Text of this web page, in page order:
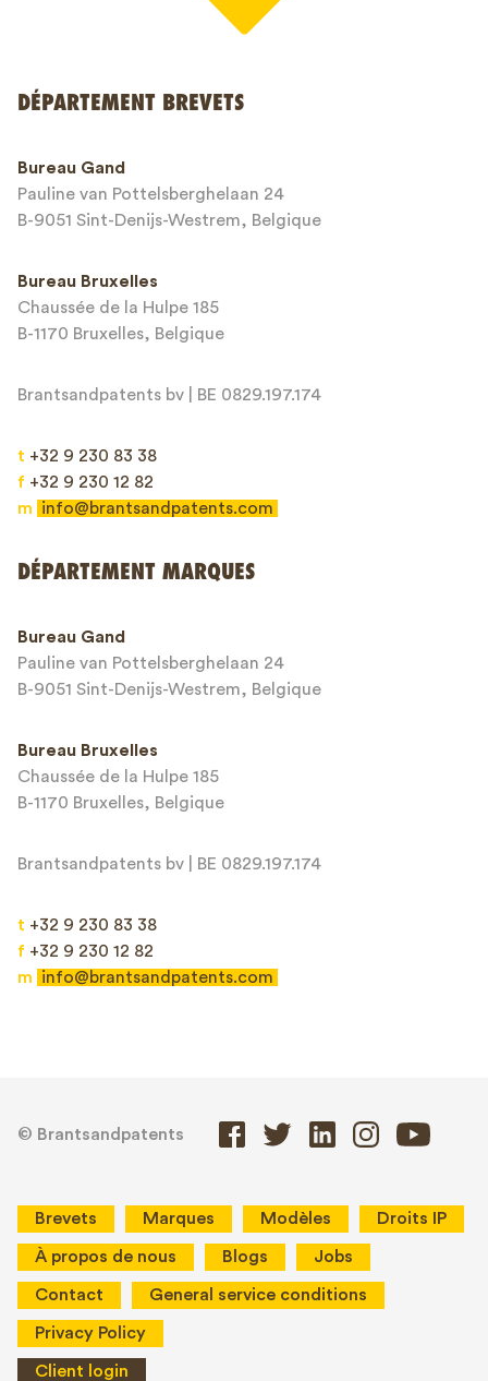
Adresse email*
Message*
This site is protected by reCAPTCHA and the Google
DÉPARTEMENT BREVETS
Bureau Gand
Pauline van Pottelsberghelaan 24
B-9051 Sint-Denijs-Westrem, Belgique
Bureau Bruxelles
Chaussée de la Hulpe 185
B-1170 Bruxelles, Belgique
Brantsandpatents bv | BE 0829.197.174
t +32 9 230 83 38
f +32 9 230 12 82
m
info@brantsandpatents.com
DÉPARTEMENT MARQUES
Bureau Gand
Pauline van Pottelsberghelaan 24
B-9051 Sint-Denijs-Westrem, Belgique
Bureau Bruxelles
Chaussée de la Hulpe 185
B-1170 Bruxelles, Belgique
Brantsandpatents bv | BE 0829.197.174
t +32 9 230 83 38
f +32 9 230 12 82
m
info@brantsandpatents.com
© Brantsandpatents
Brevets Marques Modèles Droits IP
À propos de nous Blogs Jobs
Contact General service conditions
Privacy Policy
Client login